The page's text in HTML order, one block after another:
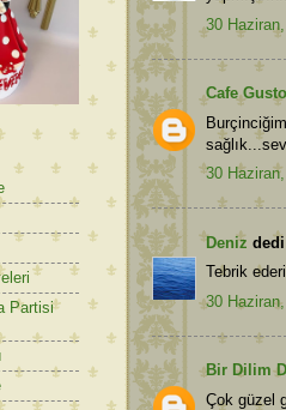
30
Cafe Gusto
30
Deniz
Tebrik
30
Bir Dilim
Çok güzel
Partisi